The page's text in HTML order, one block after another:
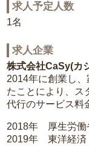
求人予定人数
1名
求人企業
株式会社CaSy(カ
2014年に創業し
たことにより、ス
代行のサービス料
2018年 厚生労働
2019年 東洋経済